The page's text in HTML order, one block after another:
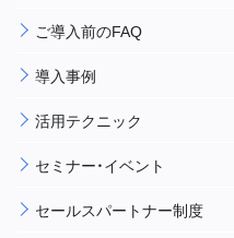
ご導入前のFAQ
導入事例
活用テクニック
セミナー・イベント
セールスパートナー制度